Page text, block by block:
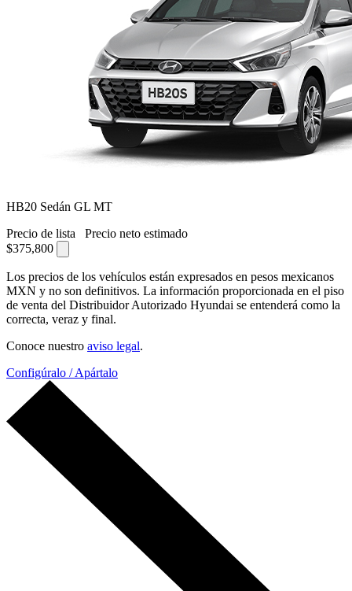
HB20 Sedán GL MT
Precio de lista
Precio neto estimado
$375,800
Los precios de los vehículos están expresados en pesos mexicanos
MXN y no son definitivos. La información proporcionada en el piso
de venta del Distribuidor Autorizado Hyundai se entenderá como la
correcta, veraz y final.
Conoce nuestro aviso legal.
Configúralo / Apártalo